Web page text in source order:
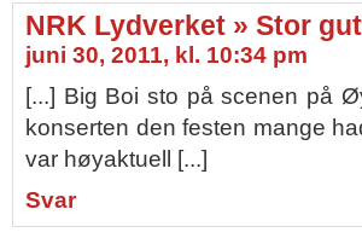
NRK Lydverket » Stor
juni 30, 2011, kl. 10:34 pm
[...] Big Boi sto på scenen på
konserten den festen mange
var høyaktuell [...]
Svar